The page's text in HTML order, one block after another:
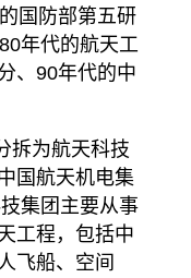
国防部第五研
年代的航天工
、90年代的中
拆为航天科技
国航天机电集
集团主要从事
工程，包括中
飞船、空间